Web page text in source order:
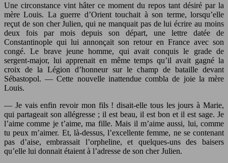
Une circonstance vint hâter ce moment du repos tant désiré par la
mère Louis. La guerre d’Orient touchait à son terme, lorsqu’elle
reçut de son cher Julien, qui ne manquait pas de lui écrire au moins
deux fois par mois depuis son départ, une lettre datée de
Constantinople qui lui annonçait son retour en France avec son
congé. Le brave jeune homme, qui avait conquis le grade de
sergent-major, lui apprenait en même temps qu’il avait gagné la
croix de la Légion d’honneur sur le champ de bataille devant
Sébastopol. — Cette nouvelle inattendue combla de joie la mère
Louis.
— Je vais enfin revoir mon fils ! disait-elle tous les jours à Marie,
qui partageait son allégresse ; il est beau, il est bon et il est sage. Je
l’aime comme je t’aime, ma fille. Mais il m’aime aussi, lui, comme
tu peux m’aimer. Et, là-dessus, l’excellente femme, ne se contenant
pas d’aise, embrassait l’orpheline, et quelques-uns des baisers
qu’elle lui donnait étaient à l’adresse de son cher Julien.